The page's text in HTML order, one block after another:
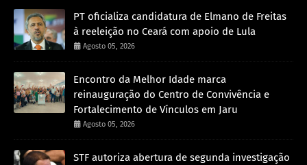
PT oficializa candidatura de Elmano de Freitas
à reeleição no Ceará com apoio de Lula
Agosto 05, 2026
Encontro da Melhor Idade marca
reinauguração do Centro de Convivência e
Fortalecimento de Vínculos em Jaru
Agosto 05, 2026
STF autoriza abertura de segunda investigação